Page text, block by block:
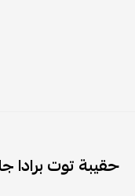
حقيبة توت برادا